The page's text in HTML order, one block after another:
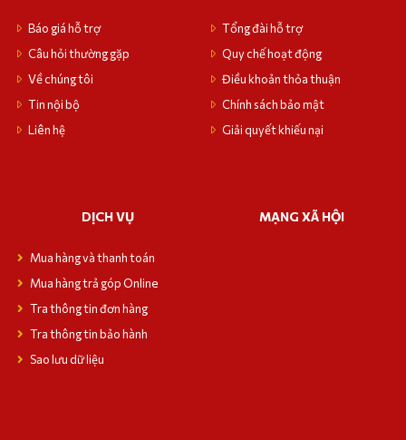
Báo giá hỗ trợ
Câu hỏi thường gặp
Về chúng tôi
Tin nội bộ
Liên hệ
Tổng đài hỗ trợ
Quy chế hoạt động
Điều khoản thỏa thuận
Chính sách bảo mật
Giải quyết khiếu nại
DỊCH VỤ
Mua hàng và thanh toán
Mua hàng trả góp Online
Tra thông tin đơn hàng
Tra thông tin bảo hành
Sao lưu dữ liệu
MẠNG XÃ HỘI